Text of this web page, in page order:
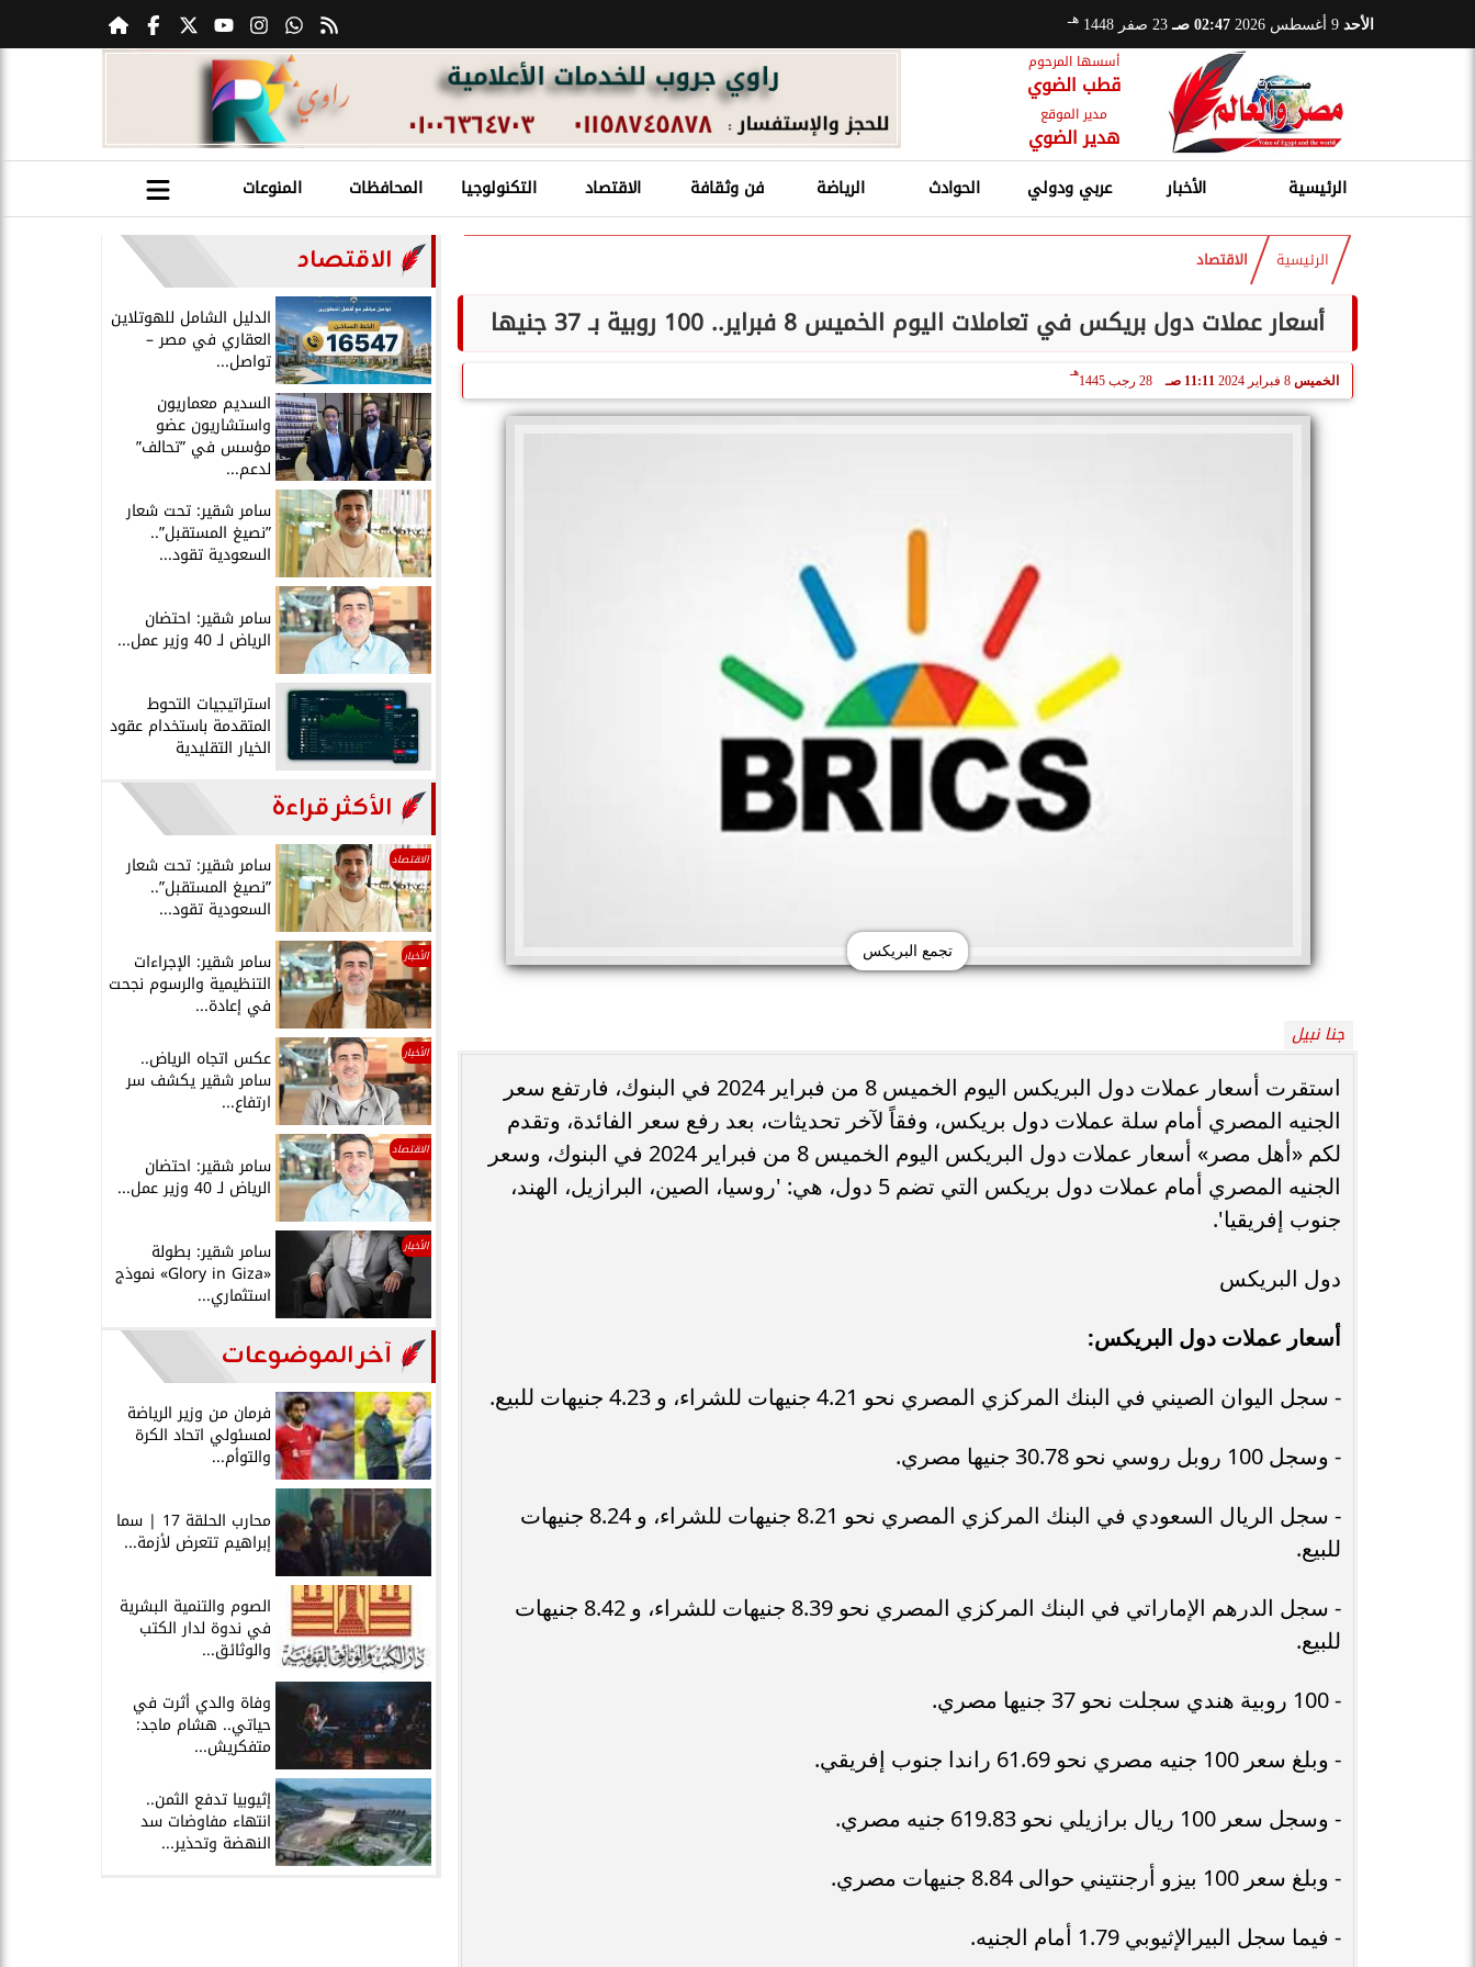
الأحد 02:47 صـ 23 صفر 1448 هـ
أسسها المرحوم
قطب الضوي
مدير الموقع
هدير الضوي
الرئيسية الأخبار عربي ودولي الحوادث الرياضة فن وثقافة الاقتصاد التكنولوجيا المحافظات المنوعات
الرئيسية الاقتصاد
أسعار عملات دول بريكس في تعاملات اليوم الخميس 8 فبراير.. 100 روبية بـ 37 جنيها
الخميس 8 فبراير 2024 11:11 صـ 28 رجب 1445
هـ
تجمع البريكس
جنا نبيل
استقرت أسعار عملات دول البريكس اليوم الخميس 8 من فبراير 2024 في البنوك، فارتفع سعر
الجنيه المصري أمام سلة عملات دول بريكس، وفقاً لآخر تحديثات، بعد رفع سعر الفائدة، وتقدم
لكم «أهل مصر» أسعار عملات دول البريكس اليوم الخميس 8 من فبراير 2024 في البنوك، وسعر
الجنيه المصري أمام عملات دول بريكس التي تضم 5 دول، هي: 'روسيا، الصين، البرازيل، الهند،
جنوب إفريقيا'.
دول البريكس
أسعار عملات دول البريكس:
- سجل اليوان الصيني في البنك المركزي المصري نحو 4.21 جنيهات للشراء، و 4.23 جنيهات للبيع.
- وسجل 100 روبل روسي نحو 30.78 جنيها مصري.
- سجل الريال السعودي في البنك المركزي المصري نحو 8.21 جنيهات للشراء، و 8.24 جنيهات
للبيع.
- سجل الدرهم الإماراتي في البنك المركزي المصري نحو 8.39 جنيهات للشراء، و 8.42 جنيهات
للبيع.
- 100 روبية هندي سجلت نحو 37 جنيها مصري.
- وبلغ سعر 100 جنيه مصري نحو 61.69 راندا جنوب إفريقي.
- وسجل سعر 100 ريال برازيلي نحو 619.83 جنيه مصري.
- وبلغ سعر 100 بيزو أرجنتيني حوالى 8.84 جنيهات مصري.
- فيما سجل البيرالإثيوبي 1.79 أمام الجنيه.
الاقتصاد
الدليل الشامل للهوتلاين
العقاري في مصر –
تواصل...
السديم معماريون
واستشاريون عضو
مؤسس في ”تحالف”
لدعم...
سامر شقير: تحت شعار
”نصيغ المستقبل”..
السعودية تقود...
سامر شقير: احتضان
الرياض لـ 40 وزير عمل...
استراتيجيات التحوط
المتقدمة باستخدام عقود
الخيار التقليدية
الأكثر قراءة
الاقتصاد سامر شقير: تحت شعار
”نصيغ المستقبل”..
السعودية تقود...
الأخبار سامر شقير: الإجراءات
التنظيمية والرسوم نجحت
في إعادة...
الأخبار عكس اتجاه الرياض..
سامر شقير يكشف سر
ارتفاع...
الاقتصاد
سامر شقير: احتضان
الرياض لـ 40 وزير عمل...
الأخبار سامر شقير: بطولة
«Glory in Giza» نموذج
استثماري...
آخر الموضوعات
فرمان من وزير الرياضة
لمسئولي اتحاد الكرة
والتوأم...
محارب الحلقة 17 | سما
إبراهيم تتعرض لأزمة...
الصوم والتنمية البشرية
في ندوة لدار الكتب
والوثائق...
وفاة والدي أثرت في
حياتي.. هشام ماجد:
متفكريش...
إثيوبيا تدفع الثمن..
انتهاء مفاوضات سد
النهضة وتحذير...